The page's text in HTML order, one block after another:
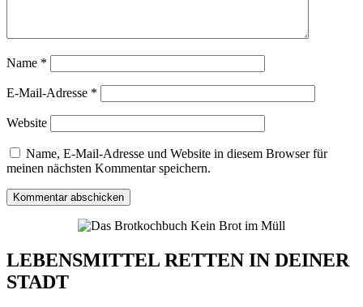
Name *
E-Mail-Adresse *
Website
Name, E-Mail-Adresse und Website in diesem Browser für
meinen nächsten Kommentar speichern.
LEBENSMITTEL RETTEN IN DEINER
STADT